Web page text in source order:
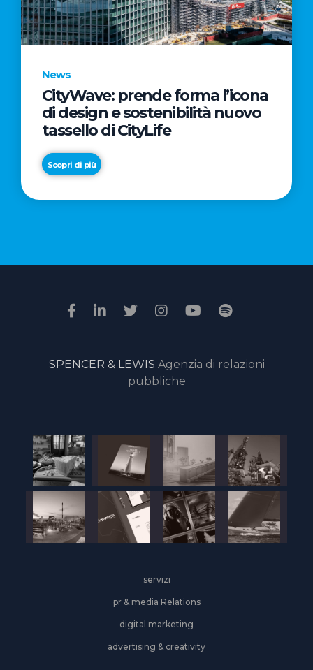
News
CityWave: prende forma l’icona
di design e sostenibilità nuovo
tassello di CityLife
Scopri di più
News
“Passione
il
della
giuria
online
SPENCER & LEWIS Agenzia di relazioni
pubbliche
servizi
pr & media Relations
digital marketing
advertising & creativity